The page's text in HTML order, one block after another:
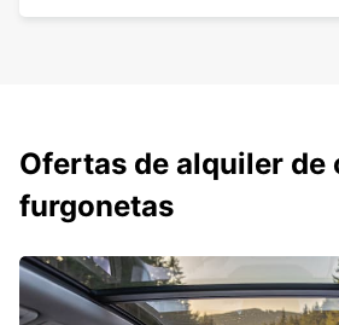
Ofertas de alquiler de
furgonetas